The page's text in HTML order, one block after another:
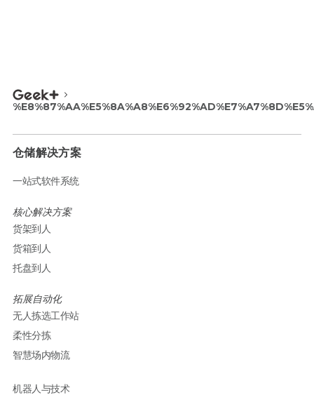
仓储解决方案
一站式软件系统
核心解决方案
货架到人
货箱到人
托盘到人
拓展自动化
无人拣选工作站
柔性分拣
智慧场内物流
机器人与技术